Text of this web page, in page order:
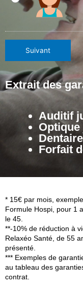
Extrait des
Auditif
Optique
Forfait
Suivant
* 15€ par mois,
Formule Hospi, pour 1
le 45.
**-10% de réduction à
Relaxéo Santé, de 55
présenté.
*** Exemples de
au tableau des
contrat.